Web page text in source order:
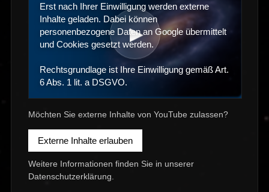
▶
Erst nach Ihrer Einwilligung werden externe
Inhalte geladen. Dabei können
personenbezogene Daten an Google übermittelt
und Cookies gesetzt werden.
Rechtsgrundlage ist Ihre Einwilligung gemäß Art.
6 Abs. 1 lit. a DSGVO.
Möchten Sie externe Inhalte von YouTube zulassen?
Externe Inhalte erlauben
Weitere Informationen finden Sie in unserer
Datenschutzerklärung